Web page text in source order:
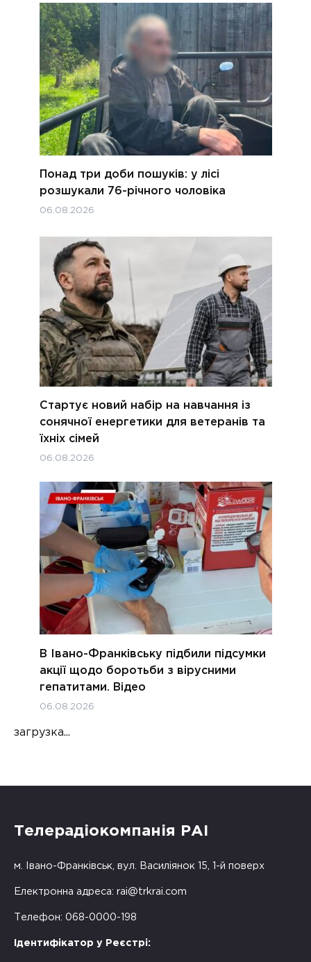
Понад три доби пошуків: у лісі
розшукали 76-річного чоловіка
06.08.2026
Стартує новий набір на навчання із
сонячної енергетики для ветеранів та
їхніх сімей
06.08.2026
В Івано-Франківську підбили підсумки
акції щодо боротьби з вірусними
гепатитами. Відео
06.08.2026
загрузка...
Телерадіокомпанія РАІ
м. Івано-Франківськ, вул. Василіянок 15, 1-й поверх
Електронна адреса: rai@trkrai.com
Телефон: 068-0000-198
Ідентифікатор у Реєстрі: